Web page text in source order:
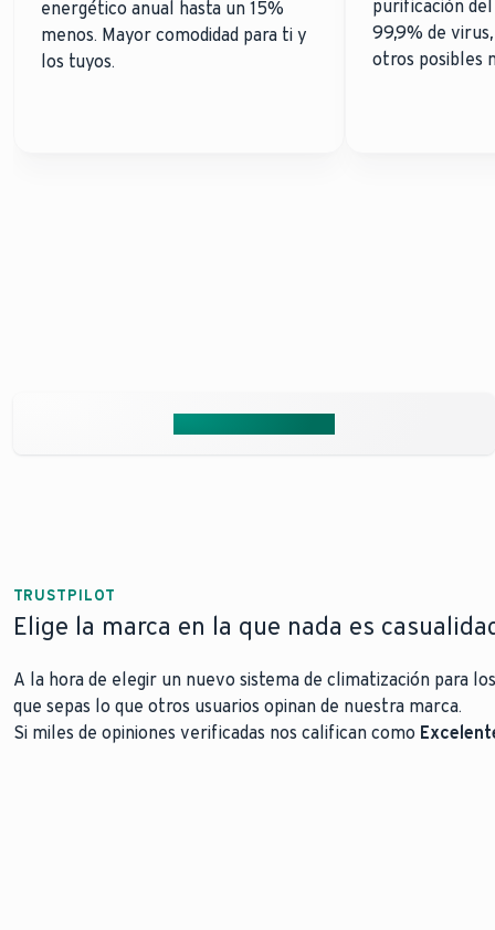
energético anual hasta un 15%
menos. Mayor comodidad para ti y
los tuyos.
purificación
99,9% de
otros posibles
TRUSTPILOT
Elige la marca en la que nada es
A la hora de elegir un nuevo sistema de climatización para
que sepas lo que otros usuarios opinan de nuestra marca.
Si miles de opiniones verificadas nos califican como